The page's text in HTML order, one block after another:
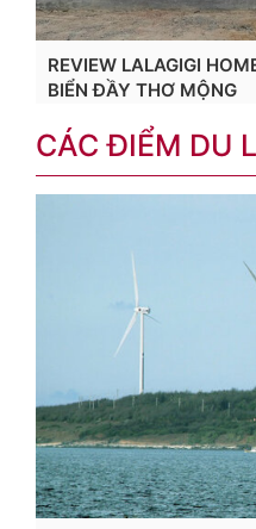
REVIEW LALAGIGI
BIỂN ĐẦY THƠ MỘNG
CÁC ĐIỂM DU